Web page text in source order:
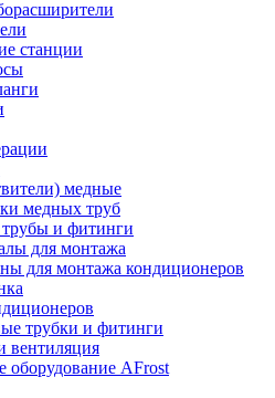
станции
медные
медных труб
и фитинги
для монтажа
для монтажа кондиционеров
трубки и фитинги
вентиляция
оборудование AFrost